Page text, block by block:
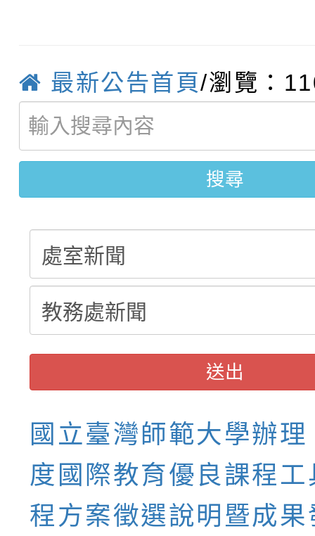
表
敬師藝文競賽』實施計
【甄選結果(第11招)】
學年度第1學期第7次代
結果(第11招)
【甄選結果(第3招)】
學年度第1學期第9次代
最新公告首頁/瀏覽：
搜尋
送出
國立臺灣師範大學辦
度國際教育優良課程
程方案徵選說明暨成果